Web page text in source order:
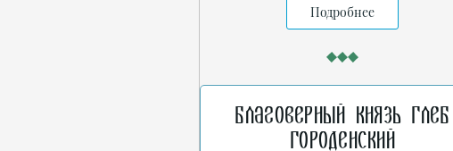
Подробнее
Благоверный князь Глеб
Городенский